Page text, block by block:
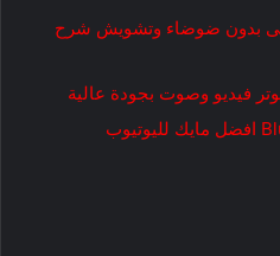
بدون ضوضاء وتشويش شرح
فيديو وصوت بجودة عالية